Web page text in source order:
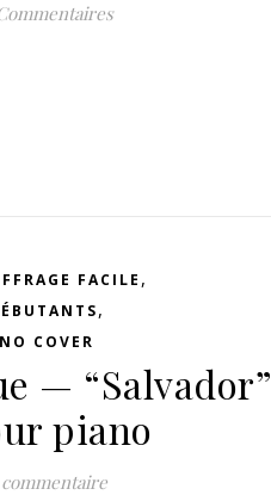
FACILE ,
,
COVER
— “Salvador”
piano